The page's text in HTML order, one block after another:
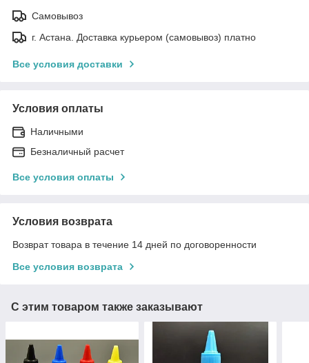
Самовывоз
г. Астана. Доставка курьером (самовывоз) платно
Все условия доставки
Условия оплаты
Наличными
Безналичный расчет
Все условия оплаты
Условия возврата
Возврат товара в течение 14 дней по договоренности
Все условия возврата
С этим товаром также заказывают